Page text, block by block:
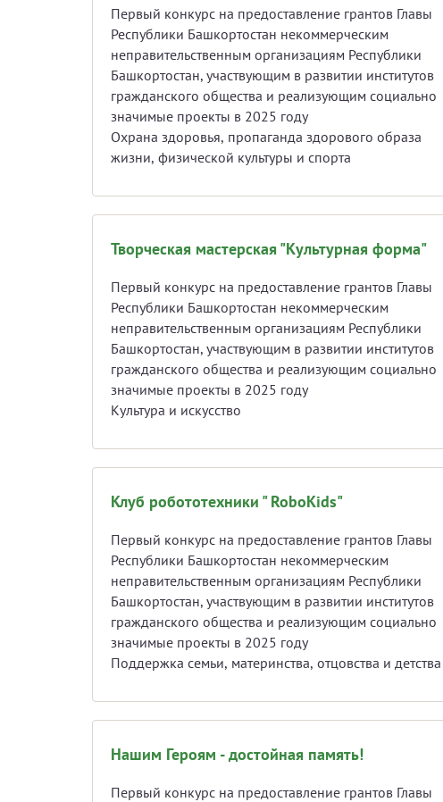
Первый конкурс на предоставление грантов Главы
Республики Башкортостан некоммерческим
неправительственным организациям Республики
Башкортостан, участвующим в развитии институтов
гражданского общества и реализующим социально
значимые проекты в 2025 году
Охрана здоровья, пропаганда здорового образа
жизни, физической культуры и спорта
Творческая мастерская "Культурная форма"
Первый конкурс на предоставление грантов Главы
Республики Башкортостан некоммерческим
неправительственным организациям Республики
Башкортостан, участвующим в развитии институтов
гражданского общества и реализующим социально
значимые проекты в 2025 году
Культура и искусство
Клуб робототехники " RoboKids"
Первый конкурс на предоставление грантов Главы
Республики Башкортостан некоммерческим
неправительственным организациям Республики
Башкортостан, участвующим в развитии институтов
гражданского общества и реализующим социально
значимые проекты в 2025 году
Поддержка семьи, материнства, отцовства и детства
Нашим Героям - достойная память!
Первый конкурс на предоставление грантов Главы